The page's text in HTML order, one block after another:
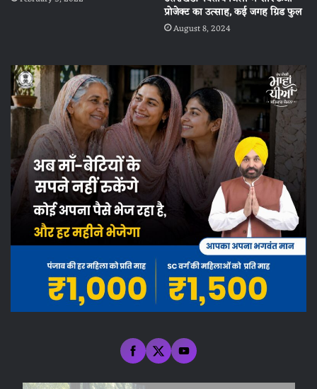
प्रोजेक्ट का उत्साह, कई जगह ग्रिड फुल
August 8, 2024